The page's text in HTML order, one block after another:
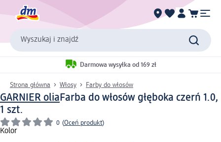
Wyszukaj i znajdź
Darmowa wysyłka od 169 zł
Strona główna Włosy Farby do włosów
GARNIER oliaFarba do włosów głęboka czerń 1.0,
1 szt.
0 (Oceń produkt)
Kolor